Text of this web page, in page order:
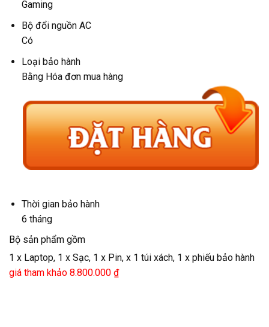
Gaming
Bộ đổi nguồn AC
Có
Loại bảo hành
Bằng Hóa đơn mua hàng
Thời gian bảo hành
6 tháng
Bộ sản phẩm gồm
1 x Laptop, 1 x Sạc, 1 x Pin, x 1 túi xách, 1 x phiếu bảo hành
giá tham khảo 8.800.000 ₫